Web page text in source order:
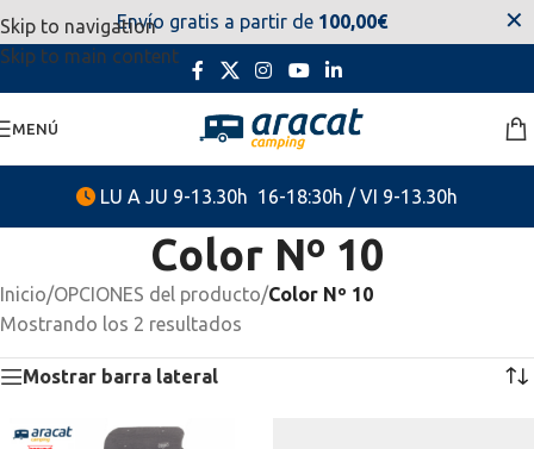
Skip to navigation
Skip to main content
estaremos disponibles. Disculpen las molestias.
MENÚ
LU A JU 9-13.30h 16-18:30h / VI 9-13.30h
Color Nº 10
Inicio/OPCIONES del producto/Color Nº 10
Mostrando los 2 resultados
Envío gratis a partir de 100,00€ ✕
Mostrar barra lateral